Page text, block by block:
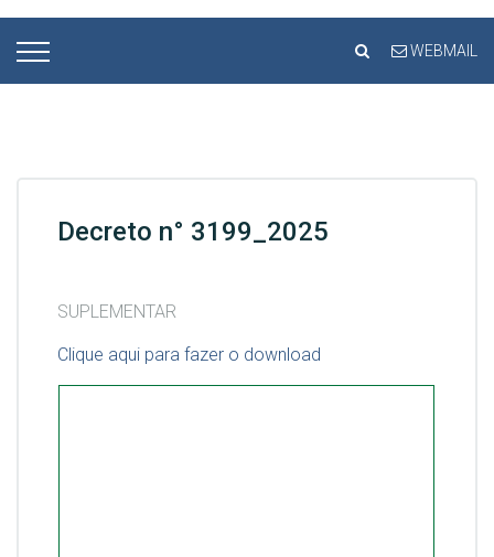
WEBMAIL
Decreto n° 3199_2025
SUPLEMENTAR
Clique aqui para fazer o download